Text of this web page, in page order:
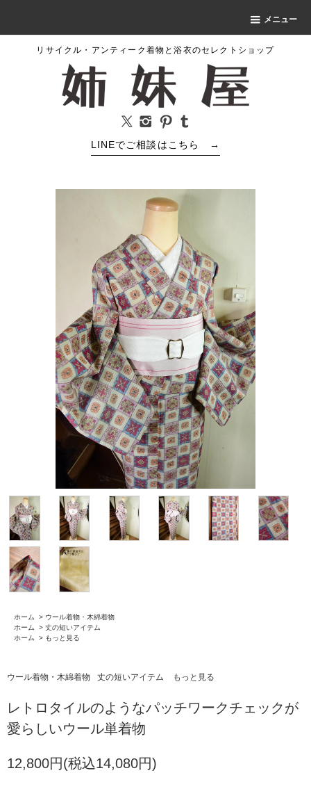
メニュー
リサイクル・アンティーク着物と浴衣のセレクトショップ
LINEでご相談はこちら →
ホーム > ウール着物・木綿着物
ホーム
> 丈の短いアイテム
ホーム
> もっと見る
ウール着物・木綿着物 丈の短いアイテム もっと見る
レトロタイルのようなパッチワークチェックが
愛らしいウール単着物
12,800円(税込14,080円)